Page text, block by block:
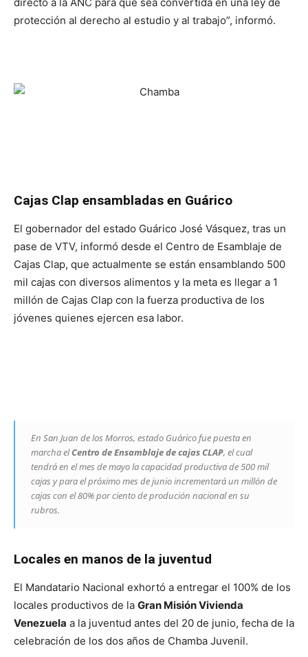
protección al derecho al estudio y al trabajo”, informó.
Cajas Clap ensambladas en Guárico
El gobernador del estado Guárico José Vásquez, tras un
pase de VTV, informó desde el Centro de Esamblaje de
Cajas Clap, que actualmente se están ensamblando 500
mil cajas con diversos alimentos y la meta es llegar a 1
millón de Cajas Clap con la fuerza productiva de los
jóvenes quienes ejercen esa labor.
En San Juan de los Morros, estado Guárico fue puesta en
marcha elCentro de Ensamblaje de cajas CLAP, el cual
tendrá en el mes de mayo la capacidad productiva de 500 mil
cajas y para el próximo mes de junio incrementará un millón de
cajas con el 80% por ciento de produción nacional en su
rubros.
Locales en manos de la juventud
El Mandatario Nacional exhortó a entregar el 100% de los
locales productivos de la Gran Misión Vivienda
Venezuela a la juventud antes del 20 de junio, fecha de la
celebración de los dos años de Chamba Juvenil.